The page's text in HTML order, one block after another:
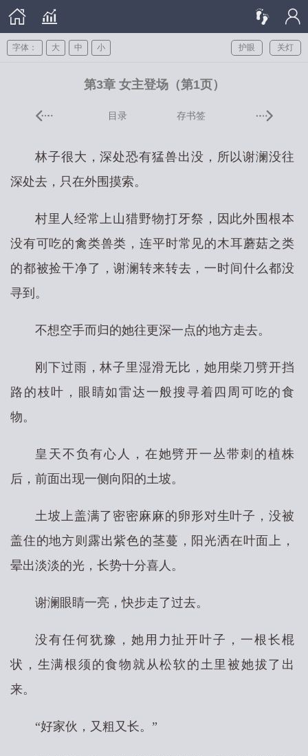
关灯
护眼
字体： 大 中 小
第3章 女主登场（第1页）
目录 存书签
林子很大，深处恐有猛兽出没，所以谢澜没往
深处去，只在外围摸索。
村里人经常上山猎野物打牙祭，因此外围根本
没有可吃的禽类兽类，连平时常见的木耳蘑菇之类
的都被捡干净了，谢澜转来转去，一时间什么都没
寻到。
不想空手而归的她往更深一点的地方走去。
刚下过雨，林子里湿滑无比，她用柴刀劈开挡
路的枝叶，眼睛如雷达一般搜寻着四周可吃的食
物。
皇天不负有心人，在她劈开一丛带刺的植株
后，前面出现一侧向阳的土坡。
土坡上盖满了密密麻麻的卵形对生叶子，没被
盖住的地方则露出紫色的茎蔓，阳光洒在叶面上，
晕出淡淡的光，长势十分喜人。
谢澜眼睛一亮，快步走了过去。
没有任何犹豫，她用力扯开叶子，一根长棍
状，生满根须的食物就从松软的土里被她拔了出
来。
“好家伙，又粗又长。”